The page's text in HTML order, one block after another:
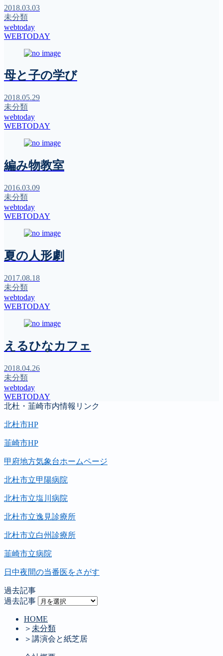
2018.03.03
未分類
webtoday
WEBTODAY
母と子の学び
2018.05.29
未分類
webtoday
WEBTODAY
編み物教室
2016.03.09
未分類
webtoday
WEBTODAY
夏の人形劇
2017.08.18
未分類
webtoday
WEBTODAY
えるひなカフェ
2018.04.26
未分類
webtoday
WEBTODAY
北杜・韮崎市内情報リンク
北杜市HP
韮崎市HP
甲府地方気象台ホームページ
北杜市立甲陽病院
北杜市立塩川病院
北杜市立逸見診療所
北杜市立白州診療所
韮崎市立病院
日中夜間の当番医をさがす
過去記事
過去記事
HOME
＞ 未分類
＞ 講演会と紙芝居